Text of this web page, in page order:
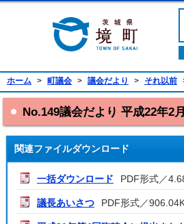
境町公式
ホーム > 町議会 > 議会だより > それ以前
No.149議会だより 平成22年2
関連ファイルダウンロード
一括ダウンロード PDF形式／
議長あいさつ PDF形式／